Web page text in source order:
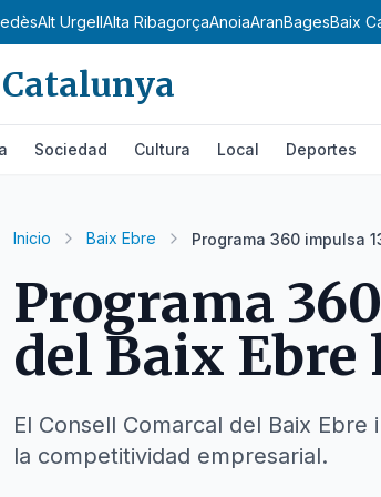
Alt UrgellAlta RibagorçaAnoiaAranBagesBaix
Sociedad Cultura Local Deportes
Inicio Baix Ebre Programa 360 impulsa
Programa
del Baix
El Consell Comarcal del Baix
la competitividad empresarial.